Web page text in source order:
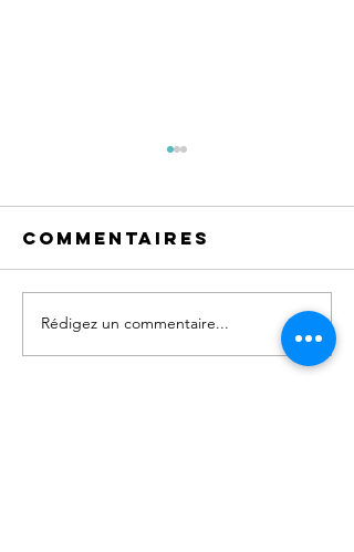
Nos
protections
Commentaires
Rédigez un commentaire...